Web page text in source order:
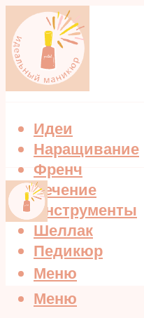
Идеи
Наращивание
Френч
Лечение
Инструменты
Шеллак
Педикюр
Меню
Меню